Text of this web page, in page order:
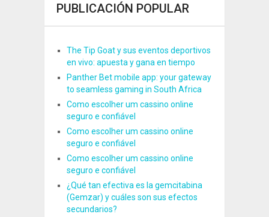
PUBLICACIÓN POPULAR
The Tip Goat y sus eventos deportivos
en vivo: apuesta y gana en tiempo
Panther Bet mobile app: your gateway
to seamless gaming in South Africa
Como escolher um cassino online
seguro e confiável
Como escolher um cassino online
seguro e confiável
Como escolher um cassino online
seguro e confiável
¿Qué tan efectiva es la gemcitabina
(Gemzar) y cuáles son sus efectos
secundarios?